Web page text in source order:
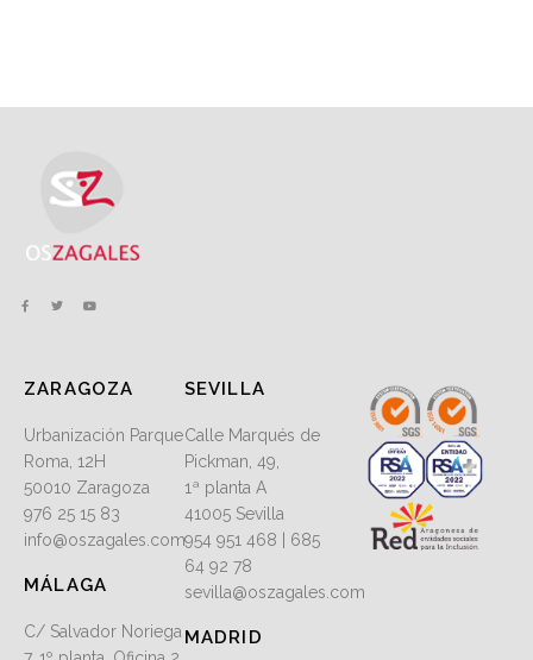
ZARAGOZA
Urbanización Parque
Roma, 12H
50010 Zaragoza
976 25 15 83
info@oszagales.com
MÁLAGA
C/ Salvador Noriega
SEVILLA
Calle Marqués de
Pickman, 49,
1ª planta A
41005 Sevilla
954 951 468 | 685
64 92 78
sevilla@oszagales.com
MADRID